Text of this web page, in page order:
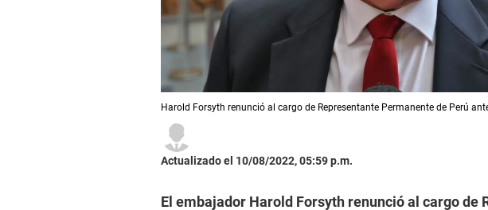
Harold Forsyth renunció al cargo de Representante Permanente de Perú
Actualizado el 10/08/2022, 05:59 p.m.
El embajador Harold Forsyth renunció al cargo de